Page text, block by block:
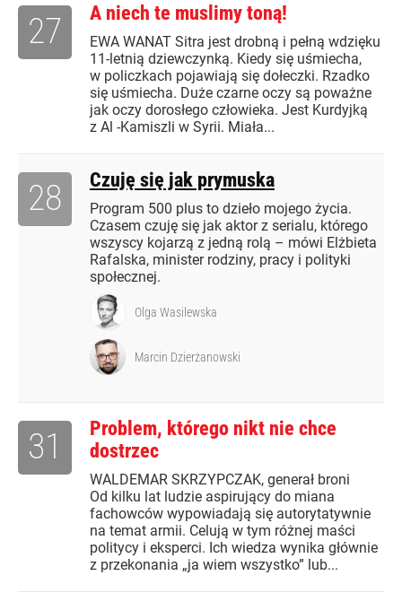
A niech te muslimy toną!
EWA WANAT Sitra jest drobną i pełną wdzięku
11-letnią dziewczynką. Kiedy się uśmiecha,
w policzkach pojawiają się dołeczki. Rzadko
się uśmiecha. Duże czarne oczy są poważne
jak oczy dorosłego człowieka. Jest Kurdyjką
z Al -Kamiszli w Syrii. Miała...
27
Czuję się jak prymuska
Program 500 plus to dzieło mojego życia.
Czasem czuję się jak aktor z serialu, którego
wszyscy kojarzą z jedną rolą – mówi Elżbieta
Rafalska, minister rodziny, pracy i polityki
społecznej.
28
Olga Wasilewska
Marcin Dzierżanowski
Problem, którego nikt nie chce
dostrzec
WALDEMAR SKRZYPCZAK, generał broni
Od kilku lat ludzie aspirujący do miana
fachowców wypowiadają się autorytatywnie
na temat armii. Celują w tym różnej maści
politycy i eksperci. Ich wiedza wynika głównie
z przekonania „ja wiem wszystko” lub...
31